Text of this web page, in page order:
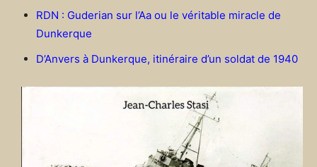
RDN : Guderian sur l’Aa ou le véritable miracle de
Dunkerque
D’Anvers à Dunkerque, itinéraire d’un soldat de 1940